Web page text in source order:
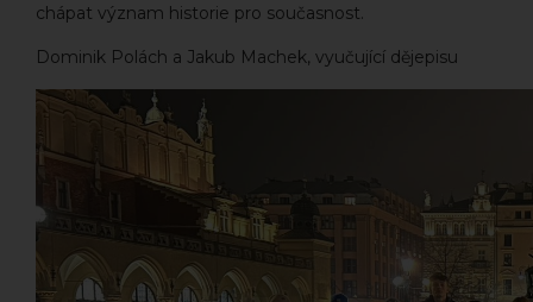
chápat význam historie pro současnost.
Dominik Polách a Jakub Machek, vyučující dějepisu